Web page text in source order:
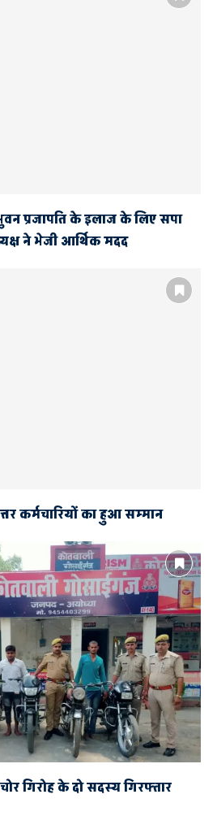
प्रजापति के इलाज के लिए सपा
ने भेजी आर्थिक मदद
कर्मचारियों का हुआ सम्मान
गिरोह के दो सदस्य गिरफ्तार